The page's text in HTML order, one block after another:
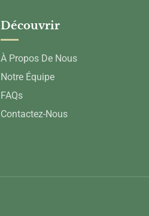
Découvrir
À Propos De Nous
Notre Équipe
FAQs
Contactez-Nous